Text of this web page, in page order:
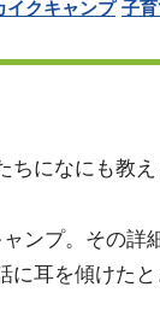
イクキャンプ 子
ちになにも教え
ンプ。その詳
耳を傾けたと